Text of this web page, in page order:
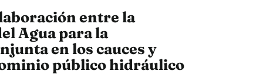
entre la
Agua para la
en los cauces y
público hidráulico